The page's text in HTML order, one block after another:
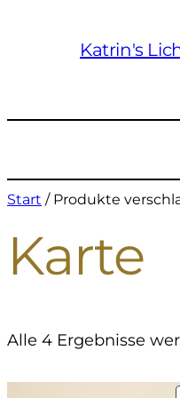
Katrin's
Start / Produkte
Karte
Alle 4 Ergebnisse